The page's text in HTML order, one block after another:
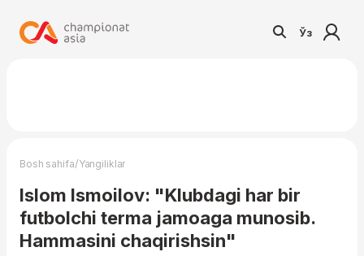
Ўз
Bosh sahifa/Yangiliklar
Islom Ismoilov: "Klubdagi har bir
futbolchi terma jamoaga munosib.
Hammasini chaqirishsin"